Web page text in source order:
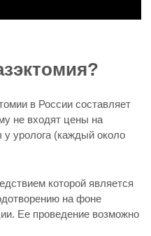
в России составляет
не входят цены на
уролога (каждый около
которой является
на фоне
Ее проведение возможно